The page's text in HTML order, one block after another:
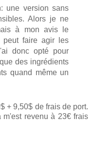
une version sans
Alors je ne
à mon avis le
peut faire agir les
donc opté pour
des ingrédients
quand même un
+ 9,50$ de frais de port.
m'est revenu à 23€ frais